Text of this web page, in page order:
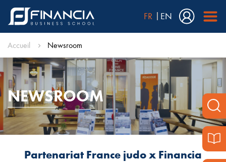
FR EN
Accueil Newsroom
NEWSROOM
Partenariat France judo x Financia